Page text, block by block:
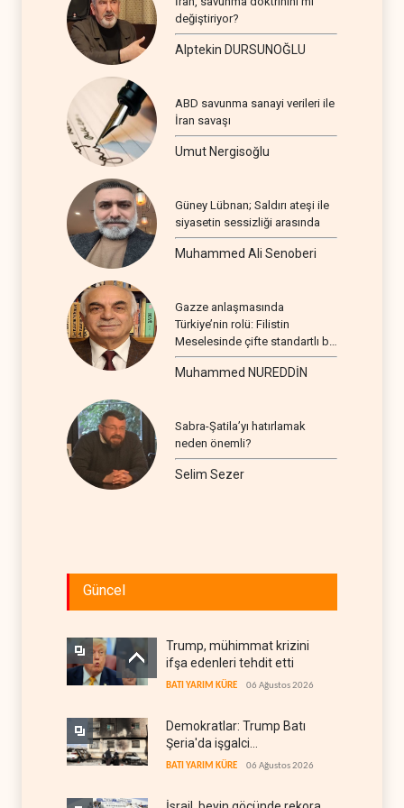
değiştiriyor?
Alptekin DURSUNOĞLU
ABD savunma sanayi verileri ile
İran savaşı
Umut Nergisoğlu
Güney Lübnan; Saldırı ateşi ile
siyasetin sessizliği arasında
Muhammed Ali Senoberi
Gazze anlaşmasında
Türkiye’nin rolü: Filistin
Meselesinde çifte standartlı bir
seyir
Muhammed NUREDDİN
Sabra-Şatila’yı hatırlamak
neden önemli?
Selim Sezer
Güncel
Trump, mühimmat krizini
ifşa edenleri tehdit etti
BATI YARIM KÜRE 06 Ağustos 2026
Demokratlar: Trump Batı
Şeria'da işgalci
yerleşimcilere cezasızlık
BATI YARIM KÜRE 06 Ağustos 2026